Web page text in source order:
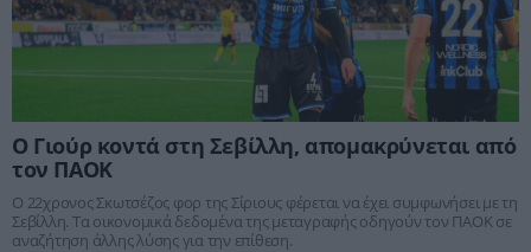
Ο Γιούρ κοντά στη Σεβίλλη, απομακρύνεται από
τον ΠΑΟΚ
Ο 22χρονος Σκωτσέζος φορ της Σίριους φέρεται να έχει συμφωνήσει με τη
Σεβίλλη. Τα οικονομικά δεδομένα της μεταγραφής οδηγούν τον ΠΑΟΚ σε
αναζήτηση άλλης λύσης για την επίθεση.